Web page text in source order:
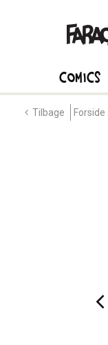
Tilbage Forside
Comics